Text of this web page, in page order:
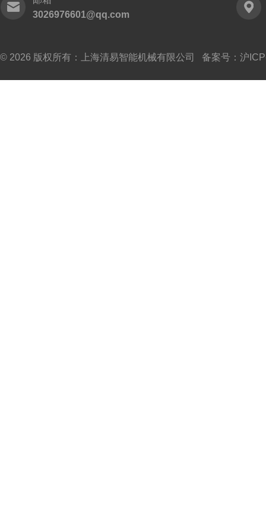
3026976601@qq.com
© 2026 版权所有：上海清易智能机械有限公司 备案号： 沪